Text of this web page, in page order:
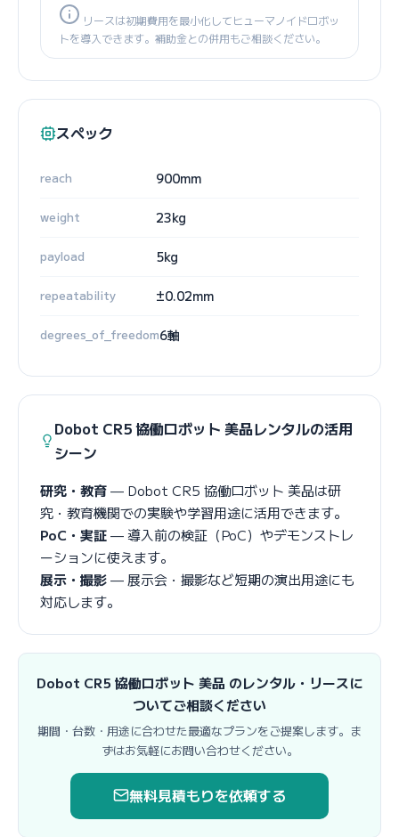
リースは初期費用を最小化してヒューマノイドロボッ
トを導入できます。補助金との併用もご相談ください。
スペック
reach 900mm
weight 23kg
payload 5kg
repeatability ±0.02mm
degrees_of_freedom6軸
Dobot CR5 協働ロボット 美品レンタルの活用
シーン
研究・教育— Dobot CR5 協働ロボット 美品は研
究・教育機関での実験や学習用途に活用できます。
PoC・実証— 導入前の検証（PoC）やデモンストレ
ーションに使えます。
展示・撮影— 展示会・撮影など短期の演出用途にも
対応します。
Dobot CR5 協働ロボット 美品 のレンタル・リースに
ついてご相談ください
期間・台数・用途に合わせた最適なプランをご提案します。ま
ずはお気軽にお問い合わせください。
無料見積もりを依頼する